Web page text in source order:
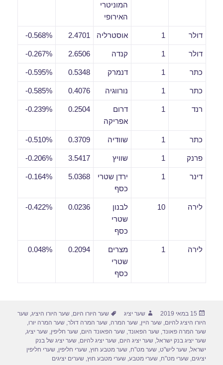
המוניטרי
האירופי
דולר 1 אוסטרליה 2.4701
0.568%-
דולר 1 קנדה 2.6506
0.267%-
כתר 1 דנמרק 0.5348
0.595%-
כתר 1 נורווגיה 0.4076
0.585%-
רנד 1
דרום
אפריקה
0.2504
0.239%-
כתר 1 שוודיה 0.3709
0.510%-
פרנק 1 שוויץ 3.5417
0.206%-
דינר 1
ירדן שטרי
כסף
5.0368
0.164%-
לירה 10
לבנון
שטרי
כסף
0.0236
0.422%-
לירה 1
מצרים
שטרי
כסף
0.2094
0.048%
פורסם
בתאריך
15 במאי 2019 מחבר
שער יציג תגיות
שער היורו היום,שער היורו היציג,שער
היורו היציג להיום,שער היין,שער המרה,שער המרה דולר,שער המרה יורו,
שער המרה פאונד,שער הפאונד,שער הפאונד היום,שער חליפין,שער יציג,
שער יציג בנק ישראל,שער יציג היום,שער יציג להיום,שער יציג של בנק
ישראל,שער ליש"ט,שער מט"ח,שער מטבע חוץ,שערי חליפין,שערי חליפין
יציגים,שערי מט"ח,שערי מטבע,שערי מטבע חוץ,שערים יציגים